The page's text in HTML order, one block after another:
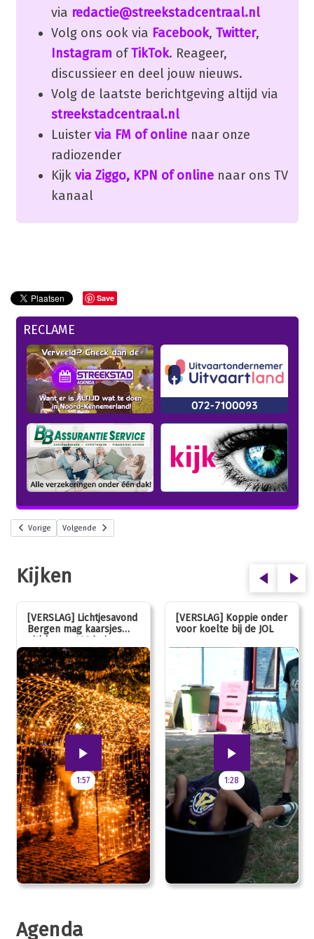
via redactie@streekstadcentraal.nl
Volg ons ook via Facebook, Twitter,
Instagram ofTikTok. Reageer,
discussieer en deel jouw nieuws.
Volg de laatste berichtgeving altijd via
streekstadcentraal.nl
Luister via FM of onlinenaar onze
radiozender
Kijk via Ziggo, KPN of onlinenaar ons TV
kanaal
Save
RECLAME
Vorige Volgende
Kijken
[VERSLAG] Lichtjesavond
Bergen mag kaarsjes
uitblazen: 100 jarig
jubileum!
1:57
[VERSLAG] Koppie onder
voor koelte bij de JOL
1:28
Agenda